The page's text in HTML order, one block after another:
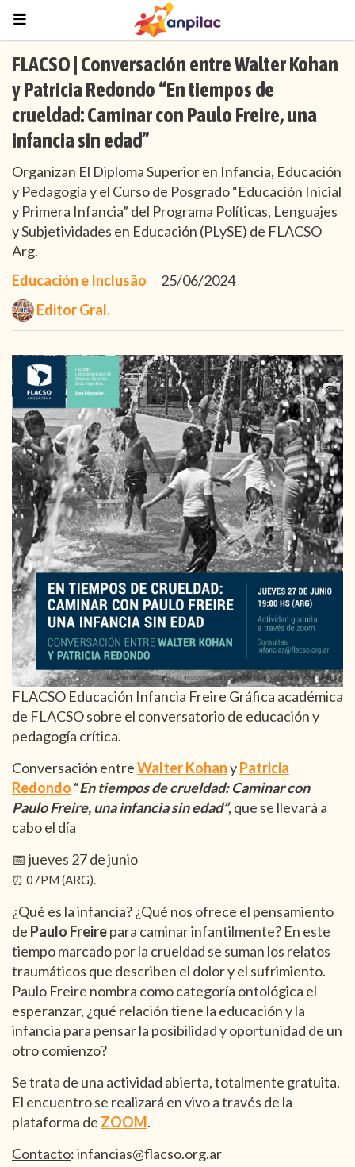
FLACSO | Conversación entre Walter Kohan
y Patricia Redondo “En tiempos de
crueldad: Caminar con Paulo Freire, una
infancia sin edad”
Organizan El Diploma Superior en Infancia, Educación
y Pedagogía y el Curso de Posgrado “Educación Inicial
y Primera Infancia” del Programa Políticas, Lenguajes
y Subjetividades en Educación (PLySE) de FLACSO
Arg.
Educación e Inclusão
25/06/2024
Editor Gral.
FLACSO Educación Infancia Freire Gráfica académica
de FLACSO sobre el conversatorio de educación y
pedagogía crítica.
Conversación entreWalter KohanyPatricia
Redondo “En tiempos de crueldad: Caminar con
Paulo Freire, una infancia sin edad”, que se llevará a
cabo el día
📅 jueves 27 de junio
⏰ 07PM (ARG).
¿Qué es la infancia? ¿Qué nos ofrece el pensamiento
de Paulo Freirepara caminar infantilmente? En este
tiempo marcado por la crueldad se suman los relatos
traumáticos que describen el dolor y el sufrimiento.
Paulo Freire nombra como categoría ontológica el
esperanzar, ¿qué relación tiene la educación y la
infancia para pensar la posibilidad y oportunidad de un
otro comienzo?
Se trata de una actividad abierta, totalmente gratuita.
El encuentro se realizará en vivo a través de la
plataforma de ZOOM.
Contacto:infancias@flacso.org.ar